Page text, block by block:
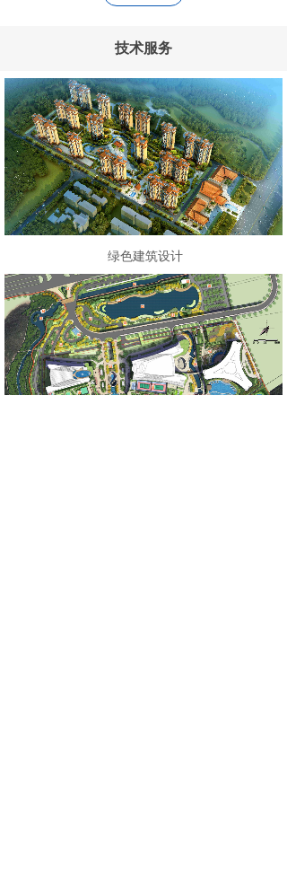
技术服务
绿色建筑设计